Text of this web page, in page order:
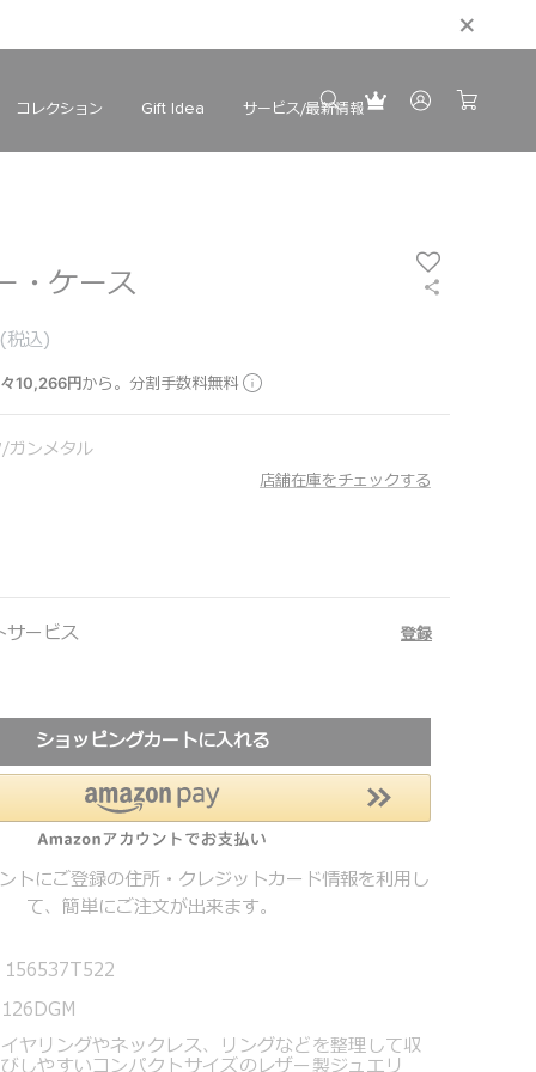
コレクション Gift Idea サービス/最新情報
・ケース
(税込)
10,266円から。分割手数料無料
ガンメタル
店舗在庫をチェックする
サービス 登録
ショッピングカートに入れる
トにご登録の住所・クレジットカード情報を利用し
て、簡単にご注文が出来ます。
156537T522
ヤリングやネックレス、リングなどを整理して収
しやすいコンパクトサイズのレザー製ジュエリ